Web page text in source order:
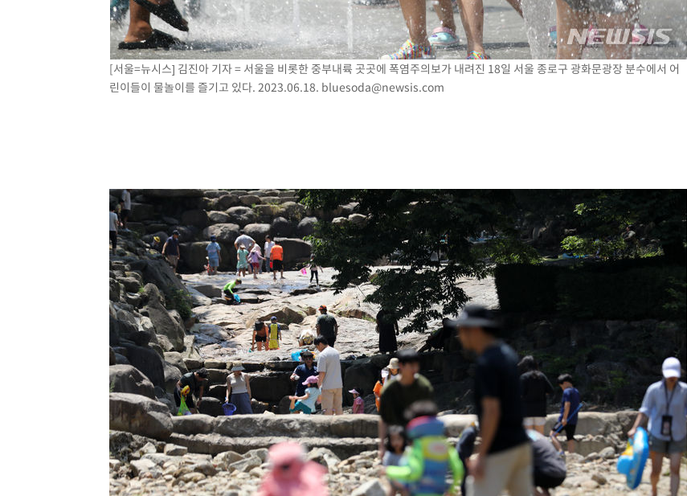
[서울=뉴시스] 김진아 기자 = 서울을 비롯한 중부내륙 곳곳에 폭염주의보가 내려진 18일 서울 종로구 광화문광장 분수에서 어
린이들이 물놀이를 즐기고 있다. 2023.06.18. bluesoda@newsis.com